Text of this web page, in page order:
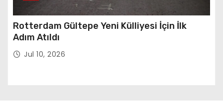
Rotterdam Gültepe Yeni Külliyesi İçin İlk
Adım Atıldı
Jul 10, 2026